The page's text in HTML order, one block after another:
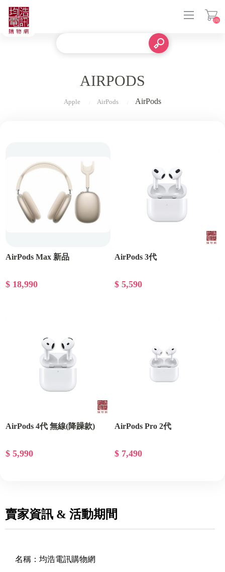
(0)
AIRPODS
Apple AirPods AirPods
AirPods Max 新品
$ 18,990
AirPods 3代
$ 5,590
AirPods 4代 無線(降躁款)
$ 5,990
AirPods Pro 2代
$ 7,490
賣家資訊 & 活動期間
名稱： 均浩電訊購物網